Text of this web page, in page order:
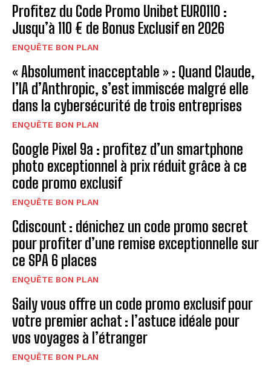
Profitez du Code Promo Unibet EURO110 :
Jusqu’à 110 € de Bonus Exclusif en 2026
ENQUÊTE BON PLAN
« Absolument inacceptable » : Quand Claude,
l’IA d’Anthropic, s’est immiscée malgré elle
dans la cybersécurité de trois entreprises
ENQUÊTE BON PLAN
Google Pixel 9a : profitez d’un smartphone
photo exceptionnel à prix réduit grâce à ce
code promo exclusif
ENQUÊTE BON PLAN
Cdiscount : dénichez un code promo secret
pour profiter d’une remise exceptionnelle sur
ce SPA 6 places
ENQUÊTE BON PLAN
Saily vous offre un code promo exclusif pour
votre premier achat : l’astuce idéale pour
vos voyages à l’étranger
ENQUÊTE BON PLAN